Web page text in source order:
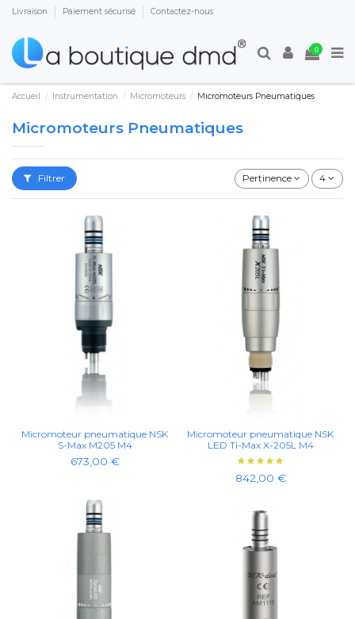
Livraison Paiement sécurisé Contactez-nous
0
Accueil Instrumentation Micromoteurs Micromoteurs Pneumatiques
Micromoteurs Pneumatiques
Filtrer Pertinence 4
Micromoteur pneumatique NSK
S-Max M205 M4
673,00 €
Micromoteur pneumatique NSK
LED Ti-Max X-205L M4
842,00 €